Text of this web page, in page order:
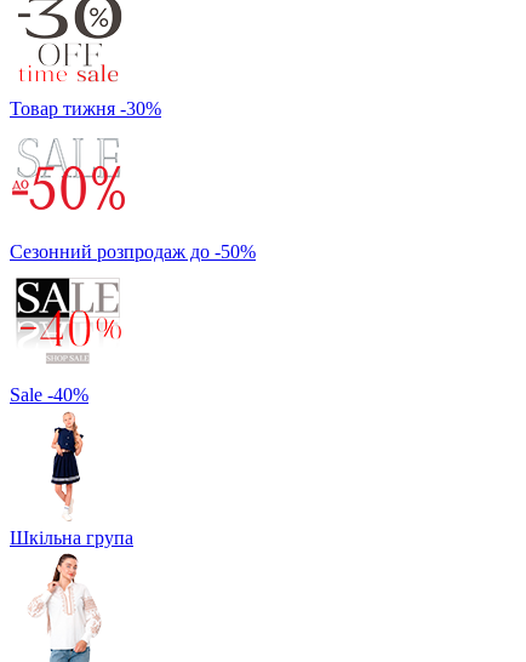
Товар тижня -30%
Сезонний розпродаж до -50%
Sale -40%
Шкільна група